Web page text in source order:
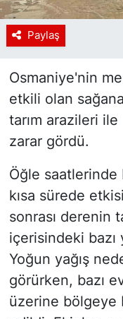
Paylaş
Osmaniye'nin
etkili olan
tarım arazileri ile
zarar gördü.
Öğle saatlerinde
kısa sürede
sonrası derenin
içerisindeki bazı
Yoğun yağış
görürken, bazı
üzerine bölgeye